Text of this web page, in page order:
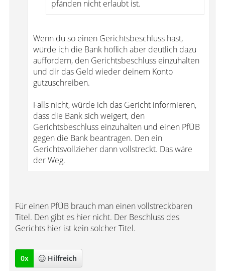
pfänden nicht erlaubt ist.
Wenn du so einen Gerichtsbeschluss hast,
würde ich die Bank höflich aber deutlich dazu
auffordern, den Gerichtsbeschluss einzuhalten
und dir das Geld wieder deinem Konto
gutzuschreiben.
Falls nicht, würde ich das Gericht informieren,
dass die Bank sich weigert, den
Gerichtsbeschluss einzuhalten und einen PfÜB
gegen die Bank beantragen. Den ein
Gerichtsvollzieher dann vollstreckt. Das wäre
der Weg.
Für einen PfÜB brauch man einen vollstreckbaren
Titel. Den gibt es hier nicht. Der Beschluss des
Gerichts hier ist kein solcher Titel.
0x Hilfreich